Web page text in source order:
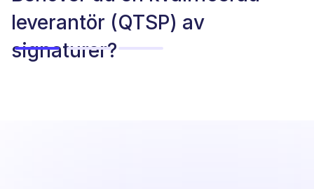
leverantör (QTSP) av
signaturer?